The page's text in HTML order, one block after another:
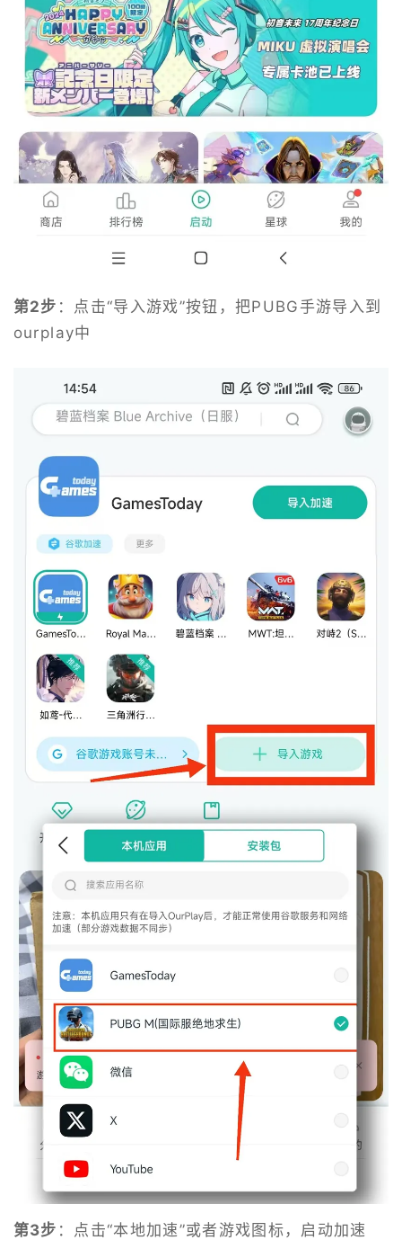
第2步 ：点击“导入游戏”按钮，把PUBG手游导入到
ourplay中
第3步 ：点击“本地加速”或者游戏图标，启动加速